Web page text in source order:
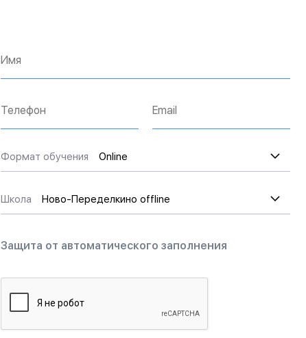
Формат
Формат обучения Online
Школа
Школа Ново-Переделкино offline
Защита от автоматического заполнения